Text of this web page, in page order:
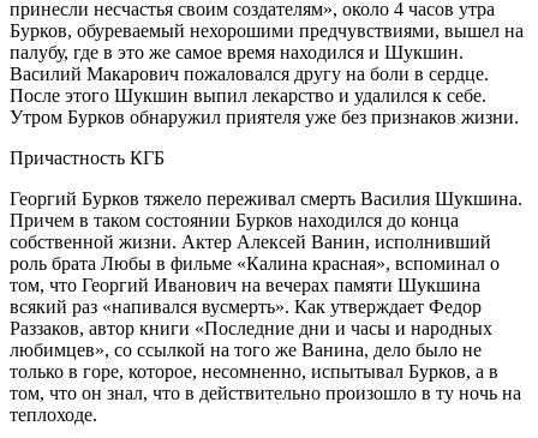
принесли несчастья своим создателям», около 4 часов утра
Бурков, обуреваемый нехорошими предчувствиями, вышел на
палубу, где в это же самое время находился и Шукшин.
Василий Макарович пожаловался другу на боли в сердце.
После этого Шукшин выпил лекарство и удалился к себе.
Утром Бурков обнаружил приятеля уже без признаков жизни.
Причастность КГБ
Георгий Бурков тяжело переживал смерть Василия Шукшина.
Причем в таком состоянии Бурков находился до конца
собственной жизни. Актер Алексей Ванин, исполнивший
роль брата Любы в фильме «Калина красная», вспоминал о
том, что Георгий Иванович на вечерах памяти Шукшина
всякий раз «напивался вусмерть». Как утверждает Федор
Раззаков, автор книги «Последние дни и часы и народных
любимцев», со ссылкой на того же Ванина, дело было не
только в горе, которое, несомненно, испытывал Бурков, а в
том, что он знал, что в действительно произошло в ту ночь на
теплоходе.